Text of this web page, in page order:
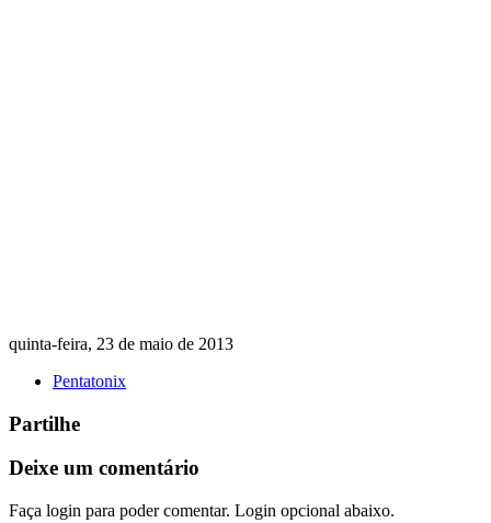
quinta-feira, 23 de maio de 2013
Pentatonix
Partilhe
Deixe um comentário
Faça login para poder comentar. Login opcional abaixo.